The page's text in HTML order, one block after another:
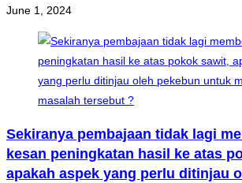
June 1, 2024
Sekiranya pembajaan tidak lagi
kesan peningkatan hasil ke atas
apakah aspek yang perlu ditinjau